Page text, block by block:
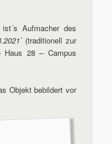
Aufmacher des
´ (traditionell zur
28 – Campus
Objekt bebildert vor